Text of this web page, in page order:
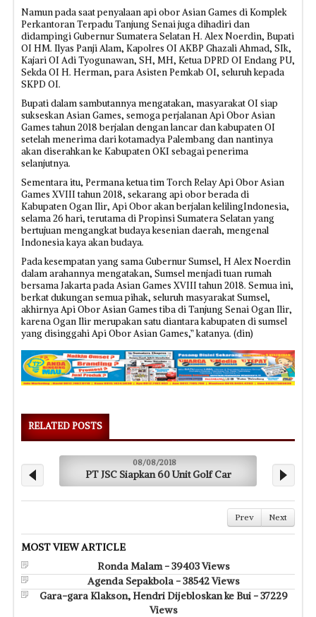
Namun pada saat penyalaan api obor Asian Games di Komplek
Perkantoran Terpadu Tanjung Senai juga dihadiri dan
didampingi Gubernur Sumatera Selatan H. Alex Noerdin, Bupati
OI HM. Ilyas Panji Alam, Kapolres OI AKBP Ghazali Ahmad, SIk,
Kajari OI Adi Tyogunawan, SH, MH, Ketua DPRD OI Endang PU,
Sekda OI H. Herman, para Asisten Pemkab OI, seluruh kepada
SKPD OI.
Bupati dalam sambutannya mengatakan, masyarakat OI siap
sukseskan Asian Games, semoga perjalanan Api Obor Asian
Games tahun 2018 berjalan dengan lancar dan kabupaten OI
setelah menerima dari kotamadya Palembang dan nantinya
akan diserahkan ke Kabupaten OKI sebagai penerima
selanjutnya.
Sementara itu, Permana ketua tim Torch Relay Api Obor Asian
Games XVIII tahun 2018, sekarang api obor berada di
Kabupaten Ogan Ilir, Api Obor akan berjalan kelilingIndonesia,
selama 26 hari, terutama di Propinsi Sumatera Selatan yang
bertujuan mengangkat budaya kesenian daerah, mengenal
Indonesia kaya akan budaya.
Pada kesempatan yang sama Gubernur Sumsel, H Alex Noerdin
dalam arahannya mengatakan, Sumsel menjadi tuan rumah
bersama Jakarta pada Asian Games XVIII tahun 2018. Semua ini,
berkat dukungan semua pihak, seluruh masyarakat Sumsel,
akhirnya Api Obor Asian Games tiba di Tanjung Senai Ogan Ilir,
karena Ogan Ilir merupakan satu diantara kabupaten di sumsel
yang disinggahi Api Obor Asian Games,” katanya. (din)
RELATED POSTS
08/08/2018
PT JSC Siapkan 60 Unit Golf Car
Prev Next
MOST VIEW ARTICLE
Ronda Malam - 39403 Views
Agenda Sepakbola - 38542 Views
Gara-gara Klakson, Hendri Dijebloskan ke Bui - 37229
Views